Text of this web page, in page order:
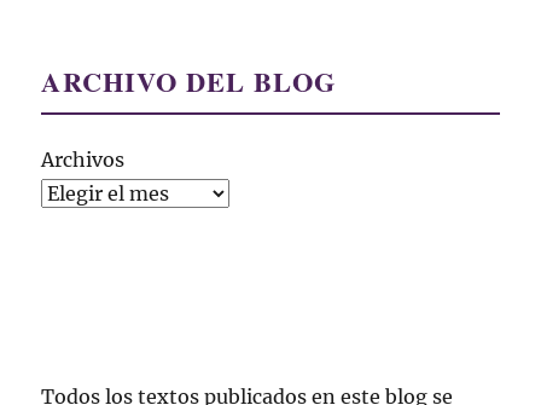
ARCHIVO DEL BLOG
Archivos
Todos los textos publicados en este blog se